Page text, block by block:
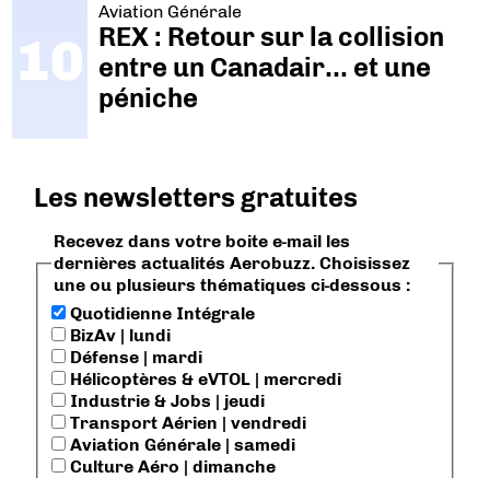
Aviation Générale
REX : Retour sur la collision
entre un Canadair… et une
péniche
Les newsletters gratuites
Recevez dans votre boite e-mail les
dernières actualités Aerobuzz. Choisissez
une ou plusieurs thématiques ci-dessous :
Quotidienne Intégrale
BizAv | lundi
Défense | mardi
Hélicoptères & eVTOL | mercredi
Industrie & Jobs | jeudi
Transport Aérien | vendredi
Aviation Générale | samedi
Culture Aéro | dimanche